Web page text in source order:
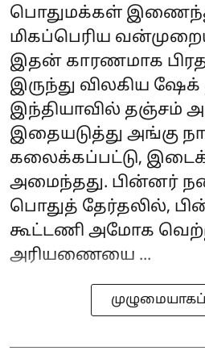
பொதுமக்கள் இணைந்து
மிகப்பெரிய
இதன் காரணமாக
இருந்து விலகிய
இந்தியாவில் தஞ்சம்
இதையடுத்து அங்கு
கலைக்கப்பட்டு,
அமைந்தது. பின்னர்
பொதுத் தேர்தலில்,
கூட்டணி அமோக
அரியணையை ...
முழுமையாகப்